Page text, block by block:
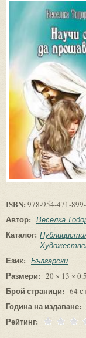
ISBN: 978-954-471-
Автор: Веселка
Каталог:
Език: Български
Размери: 20 × 13 ×
Брой страници: 64
Година на издаване:
Рейтинг: